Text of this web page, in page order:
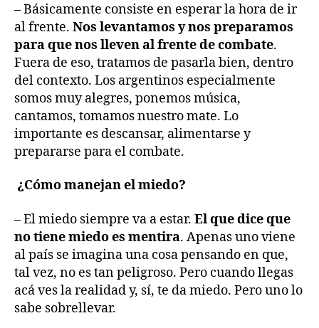
– Básicamente consiste en esperar la hora de ir
al frente. Nos levantamos y nos preparamos
para que nos lleven al frente de combate.
Fuera de eso, tratamos de pasarla bien, dentro
del contexto. Los argentinos especialmente
somos muy alegres, ponemos música,
cantamos, tomamos nuestro mate. Lo
importante es descansar, alimentarse y
prepararse para el combate.
¿Cómo manejan el miedo?
– El miedo siempre va a estar. El que dice que
no tiene miedo es mentira. Apenas uno viene
al país se imagina una cosa pensando en que,
tal vez, no es tan peligroso. Pero cuando llegas
acá ves la realidad y, sí, te da miedo. Pero uno lo
sabe sobrellevar.